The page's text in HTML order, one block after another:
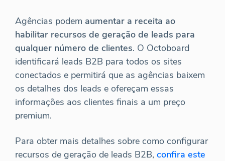
Agências podem aumentar a receita ao
habilitar recursos de geração de leads para
qualquer número de clientes. O Octoboard
identificará leads B2B para todos os sites
conectados e permitirá que as agências baixem
os detalhes dos leads e ofereçam essas
informações aos clientes finais a um preço
premium.
Para obter mais detalhes sobre como configurar
recursos de geração de leads B2B, confira este